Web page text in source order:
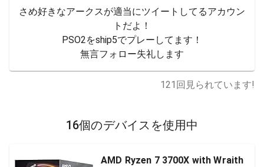
さめ好きなアークスが適当にツイートしてるアカウン
トだよ！
PSO2をship5でプレーしてます！
無言フォロー失礼します
121 回見られています!
16個のデバイスを使用中
AMD Ryzen 7 3700X with Wraith